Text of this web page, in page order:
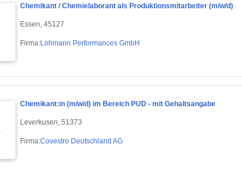
Chemikant / Chemielaborant als Produktionsmitarbeiter (m/w/d)
Essen, 45127
Firma:Lohmann Performances GmbH
Chemikant:in (m/w/d) im Bereich PUD - mit Gehaltsangabe
Leverkusen, 51373
Firma:Covestro Deutschland AG